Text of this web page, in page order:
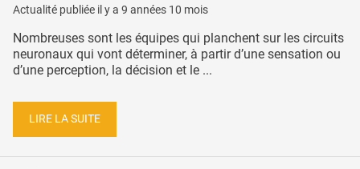
Actualité publiée il y a 9 années 10 mois
Nombreuses sont les équipes qui planchent sur les circuits
neuronaux qui vont déterminer, à partir d’une sensation ou
d’une perception, la décision et le ...
LIRE LA SUITE